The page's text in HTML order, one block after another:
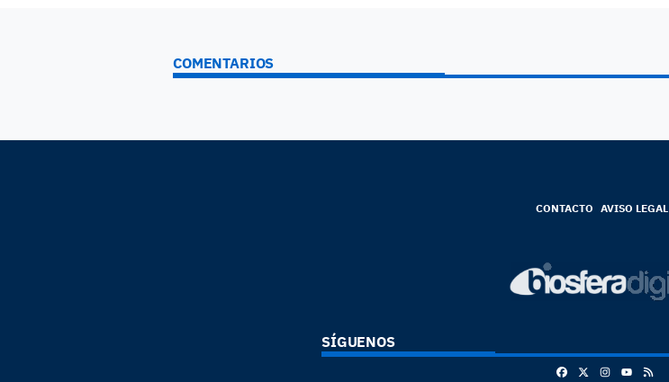
COMENTARIOS
CONTACTO AVISO LEGAL
SÍGUENOS
FacebookInstagram